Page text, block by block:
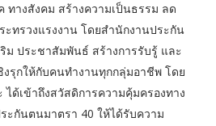
ทางสังคม สร้างความเป็นธรรม ลด
ะทรวงแรงงาน โดยสำนักงานประกัน
ม ประชาสัมพันธ์ สร้างการรับรู้ และ
งรุกให้กับคนทำงานทุกกลุ่มอาชีพ โดย
ด้เข้าถึงสวัสดิการความคุ้มครองทาง
ะกันตนมาตรา 40 ให้ได้รับความ